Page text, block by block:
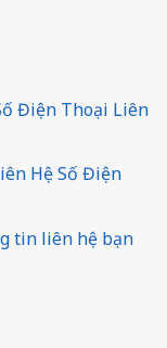
Điện Thoại Liên
Hệ Số Điện
tin liên hệ bạn